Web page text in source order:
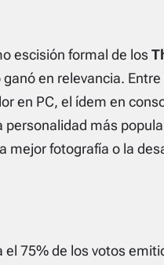
escisión formal de los
en relevancia.
en PC, el ídem en
más
mejor fotografía o la
75% de los votos